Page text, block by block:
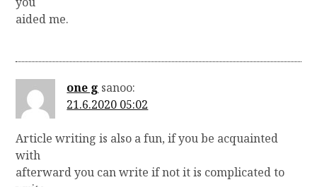
aided me.
one g sanoo:
21.6.2020 05:02
Article writing is also a fun, if you be acquainted
with
afterward you can write if not it is complicated to